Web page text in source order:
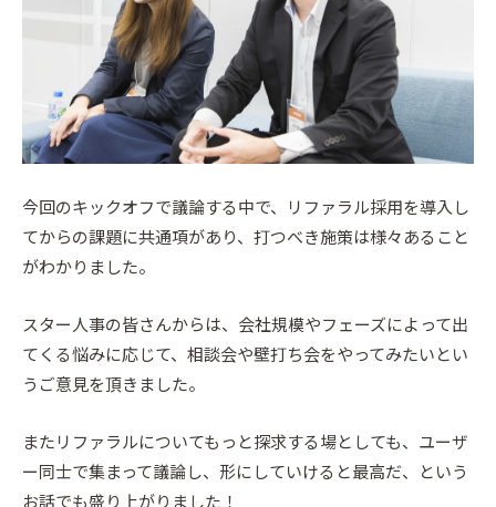
今回のキックオフで議論する中で、リファラル採用を導入し
てからの課題に共通項があり、打つべき施策は様々あること
がわかりました。
スター人事の皆さんからは、会社規模やフェーズによって出
てくる悩みに応じて、相談会や壁打ち会をやってみたいとい
うご意見を頂きました。
またリファラルについてもっと探求する場としても、ユーザ
ー同士で集まって議論し、形にしていけると最高だ、という
お話でも盛り上がりました！